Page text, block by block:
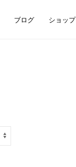
ブログ ショップ